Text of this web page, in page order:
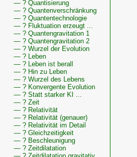
— ? Quantisierung
— ? Quantenverschränkung
— ? Quantentechnologie
— ? Fluktuation erzeugt ...
— ? Quantengravitation 1
— ? Quantengravitation 2
— ? Wurzel der Evolution
— ? Leben
— ? Leben ist berall
— ? Hin zu Leben
— ? Wurzel des Lebens
— ? Konvergente Evolution
— ? Statt starker KI ...
— ? Zeit
— ? Relativität
— ? Relativität (genauer)
— ? Relativität im Detail
— ? Gleichzeitigkeit
— ? Beschleunigung
— ? Zeitdilatation